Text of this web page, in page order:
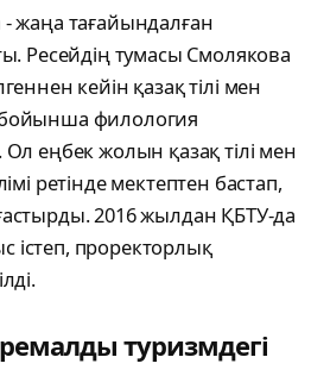
жаңа тағайындалған
Ресейдің тумасы Смолякова
кейін қазақ тілі мен
филология
еңбек жолын қазақ тілі мен
ретінде мектептен бастап,
2016 жылдан ҚБТУ-да
проректорлық
туризмдегі